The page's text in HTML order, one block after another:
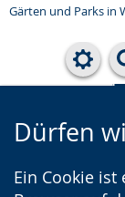
Gärten und Parks in
Dürfen
Ein Cookie